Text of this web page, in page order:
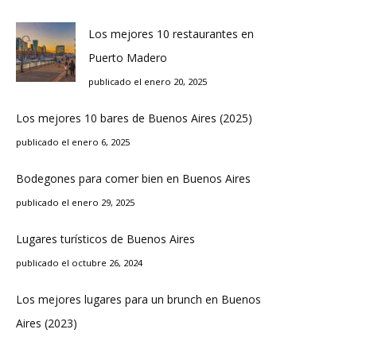
Los mejores 10 restaurantes en
Puerto Madero
publicado el enero 20, 2025
Los mejores 10 bares de Buenos Aires (2025)
publicado el enero 6, 2025
Bodegones para comer bien en Buenos Aires
publicado el enero 29, 2025
Lugares turísticos de Buenos Aires
publicado el octubre 26, 2024
Los mejores lugares para un brunch en Buenos
Aires (2023)